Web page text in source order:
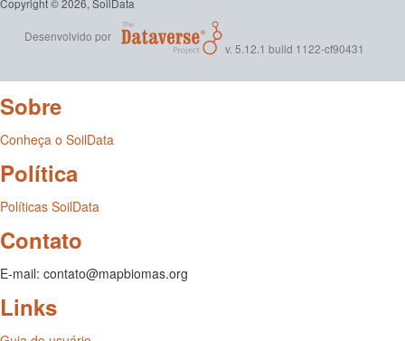
Desenvolvido por
v. 5.12.1 build 1122-cf90431
Sobre
Conheça o SoilData
Política
Políticas SoilData
Contato
E-mail: contato@mapbiomas.org
Links